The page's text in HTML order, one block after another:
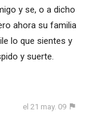
y se, o a dicho
ahora su familia
lo que sientes y
y suerte.
el 21 may. 09